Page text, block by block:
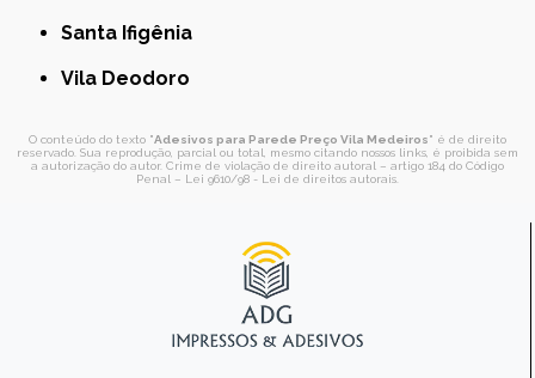
Santa Ifigênia
Vila Deodoro
O conteúdo do texto "Adesivos para Parede Preço Vila Medeiros" é de direito
reservado. Sua reprodução, parcial ou total, mesmo citando nossos links, é proibida sem
a autorização do autor. Crime de violação de direito autoral – artigo 184 do Código
Penal – Lei 9610/98 - Lei de direitos autorais